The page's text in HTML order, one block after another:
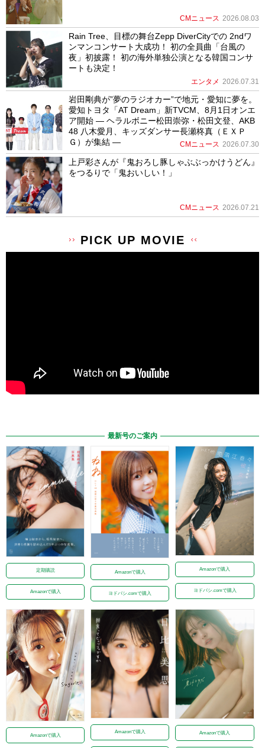
CMニュース 2026.08.03
Rain Tree、目標の舞台Zepp DiverCityでの 2ndワ
ンマンコンサート大成功！ 初の全員曲「台風の
夜」初披露！ 初の海外単独公演となる韓国コンサ
ートも決定！
エンタメ 2026.07.31
岩田剛典が”夢のラジオカー”で地元・愛知に夢を。
愛知トヨタ「AT Dream」新TVCM、8月1日オンエ
ア開始 ― ヘラルボニー松田崇弥・松田文登、AKB
48 八木愛月、キッズダンサー長瀬柊真（ＥＸＰ
Ｇ）が集結 ―
CMニュース 2026.07.30
上戸彩さんが『鬼おろし豚しゃぶぶっかけうどん』
をつるりで「鬼おいしい！」
CMニュース 2026.07.21
PICK UP MOVIE
最新号のご案内
定期購読
Amazonで購入
Amazonで購入
ヨドバシ.comで購入
Amazonで購入
ヨドバシ.comで購入
Amazonで購入
Amazonで購入 Amazonで購入